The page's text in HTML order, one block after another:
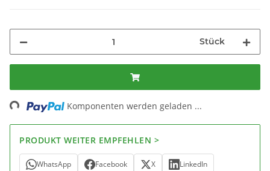
Stück
Loading... Komponenten werden geladen ...
PRODUKT WEITER EMPFEHLEN >
WhatsApp Facebook X LinkedIn